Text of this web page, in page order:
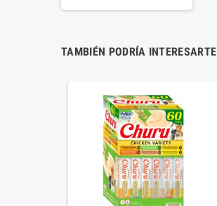
TAMBIÉN PODRÍA INTERESARTE